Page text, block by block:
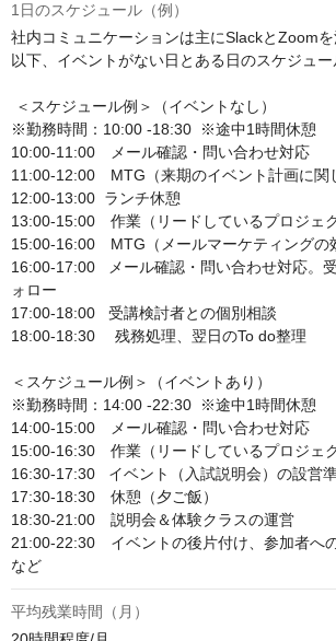
1日のスケジュール（例）
社内コミュニケーションは主にSlackとZoomを
以下、イベントがない日とある日のスケジュー
※勤務時間：10:00 -18:30  ※途中1時間休憩
10:00-11:00　メール確認・問い合わせ対応
11:00-12:00　MTG（来期のイベント計画に関
12:00-13:00  ランチ休憩
13:00-15:00　作業（リードしているプロジェ
15:00-16:00　MTG（メールマーケティングの
16:00-17:00   メール確認・問い合わせ対応。
ォロー
17:00-18:00   受講検討者との個別相談
18:00-18:30 　残務処理、翌日のTo do整理
＜スケジュール例＞（イベントあり）
※勤務時間：14:00 -22:30  ※途中1時間休憩
14:00-15:00　メール確認・問い合わせ対応
15:00-16:30　作業（リードしているプロジェ
16:30-17:30   イベント（入試説明会）の設営
17:30-18:30　休憩（夕ご飯）
18:30-21:00　説明会＆体験クラスの運営
21:00-22:30　イベントの後片付け、参加者へ
など
平均残業時間（月）